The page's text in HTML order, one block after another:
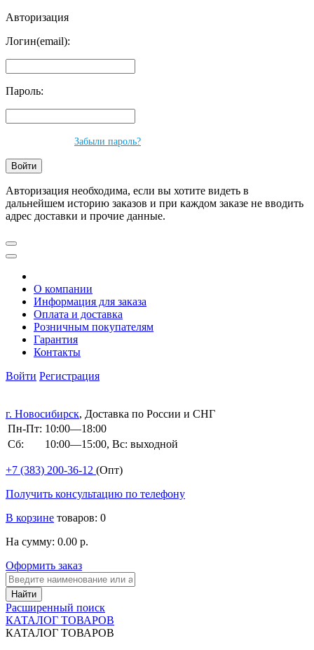
Авторизация
Логин(email):
Пароль:
Забыли пароль?
Авторизация необходима, если вы хотите видеть в
дальнейшем историю заказов и при каждом заказе не вводить
адрес доставки и прочие данные.
О компании
Информация для заказа
Оплата и доставка
Розничным покупателям
Гарантия
Контакты
Войти Регистрация
г. Новосибирск, Доставка по России и СНГ
Пн-Пт: 10:00—18:00
Сб:
10:00—15:00, Вс: выходной
+7 (383) 200-36-12 (Опт)
Получить консультацию по телефону
В корзине товаров: 0
На сумму: 0.00 р.
Оформить заказ
Расширенный поиск
КАТАЛОГ ТОВАРОВ
КАТАЛОГ ТОВАРОВ